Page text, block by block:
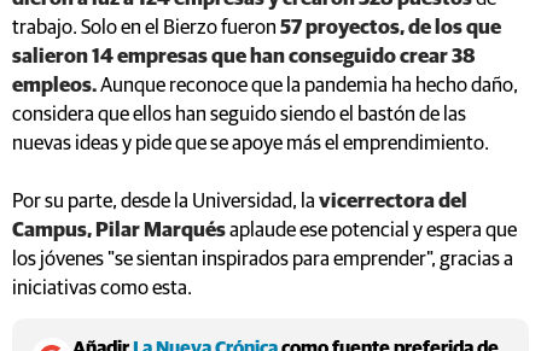
trabajo. Solo en el Bierzo fueron 57 proyectos, de los que
salieron 14 empresas que han conseguido crear 38
empleos.Aunque reconoce que la pandemia ha hecho daño,
considera que ellos han seguido siendo el bastón de las
nuevas ideas y pide que se apoye más el emprendimiento.
Por su parte, desde la Universidad, la vicerrectora del
Campus, Pilar Marquésaplaude ese potencial y espera que
los jóvenes "se sientan inspirados para emprender", gracias a
iniciativas como esta.